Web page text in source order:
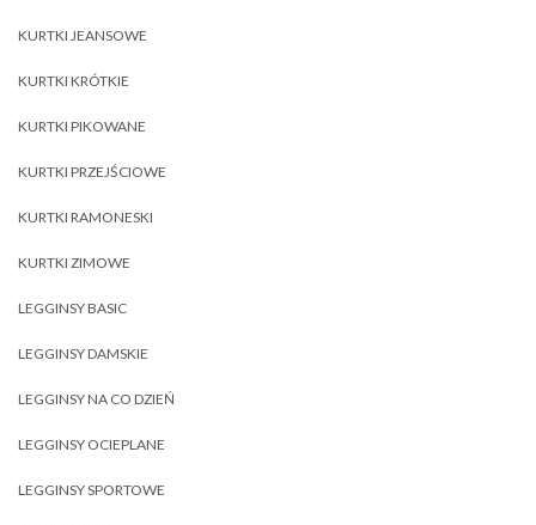
KURTKI JEANSOWE
KURTKI KRÓTKIE
KURTKI PIKOWANE
KURTKI PRZEJŚCIOWE
KURTKI RAMONESKI
KURTKI ZIMOWE
LEGGINSY BASIC
LEGGINSY DAMSKIE
LEGGINSY NA CO DZIEŃ
LEGGINSY OCIEPLANE
LEGGINSY SPORTOWE